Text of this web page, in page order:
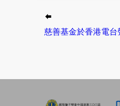
慈善基金於香港電